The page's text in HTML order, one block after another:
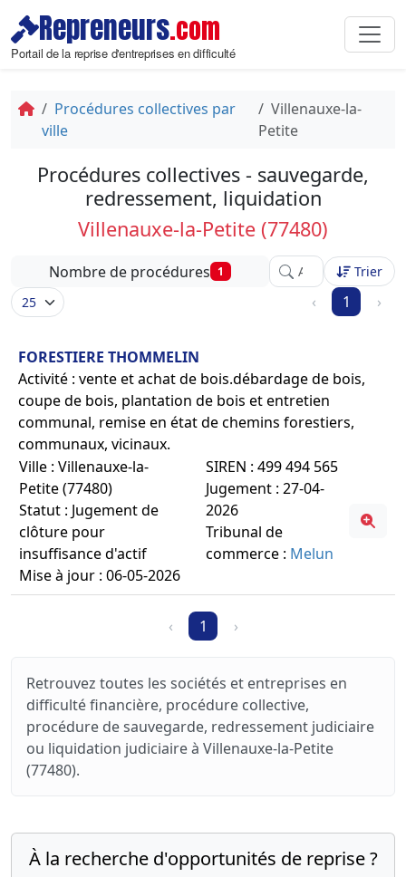
Repreneurs.com
Portail de la reprise d'entreprises en difficulté
Procédures collectives par
ville
Villenauxe-la-
Petite
Procédures collectives - sauvegarde,
redressement, liquidation
Villenauxe-la-Petite (77480)
Nombre de procédures 1 Affinez votreTrier
‹ 1 ›
FORESTIERE THOMMELIN
Activité : vente et achat de bois.débardage de bois,
coupe de bois, plantation de bois et entretien
communal, remise en état de chemins forestiers,
communaux, vicinaux.
Ville : Villenauxe-la-
Petite (77480)
Statut : Jugement de
clôture pour
insuffisance d'actif
Mise à jour : 06-05-2026
SIREN : 499 494 565
Jugement : 27-04-
2026
Tribunal de
commerce : Melun
‹ 1 ›
Retrouvez toutes les sociétés et entreprises en
difficulté financière, procédure collective,
procédure de sauvegarde, redressement judiciaire
ou liquidation judiciaire à Villenauxe-la-Petite
(77480).
À la recherche d'opportunités de reprise ?